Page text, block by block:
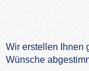
Wir erstellen Ihnen
Wünsche